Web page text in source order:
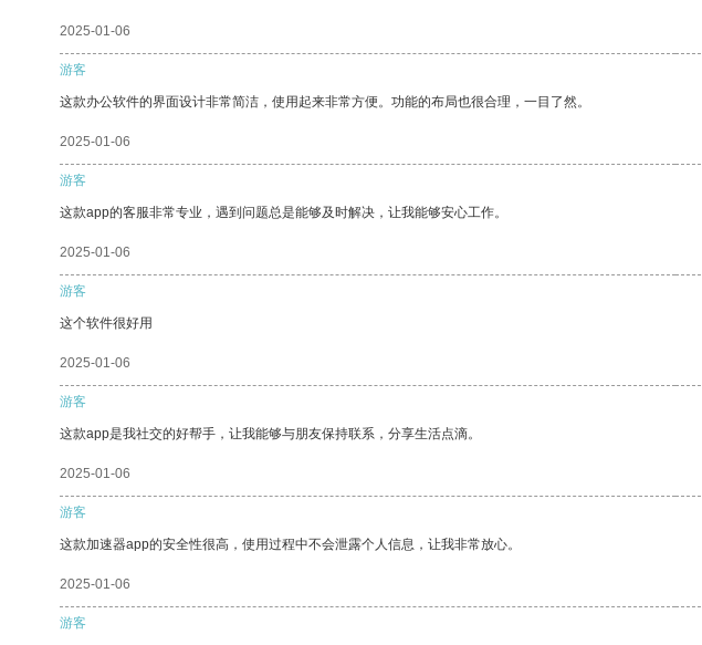
2025-01-06
游客
这款办公软件的界面设计非常简洁，使用起来非常方便。功能的布局也很合理，一目了然。
2025-01-06
游客
这款app的客服非常专业，遇到问题总是能够及时解决，让我能够安心工作。
2025-01-06
游客
这个软件很好用
2025-01-06
游客
这款app是我社交的好帮手，让我能够与朋友保持联系，分享生活点滴。
2025-01-06
游客
这款加速器app的安全性很高，使用过程中不会泄露个人信息，让我非常放心。
2025-01-06
游客